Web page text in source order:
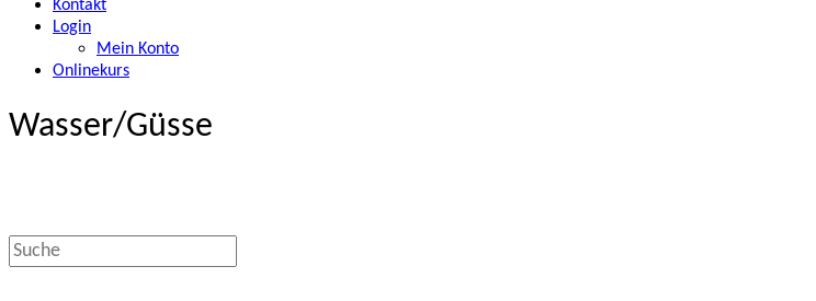
Kontakt
Login
Mein Konto
Onlinekurs
Wasser/Güsse